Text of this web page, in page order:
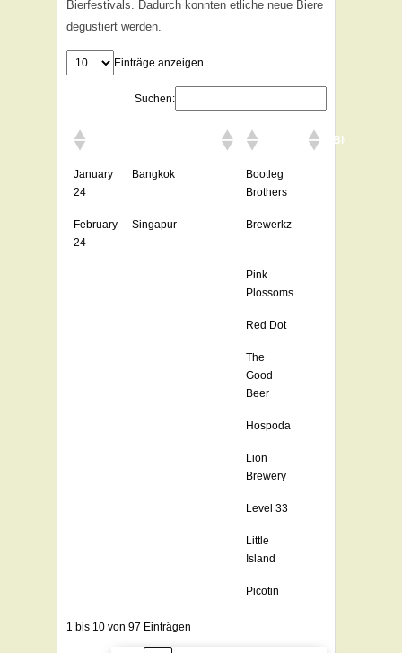
Bierfestivals. Dadurch konnten etliche neue Biere
degustiert werden.
Einträge anzeigen
Suchen:
Bierfestivals
January
24
Bangkok
Bootleg
Brothers
February
24
Singapur Brewerkz
Pink
Plossoms
Red Dot
The
Good
Beer
Hospoda
Lion
Brewery
Level 33
Little
Island
Picotin
1 bis 10 von 97 Einträgen